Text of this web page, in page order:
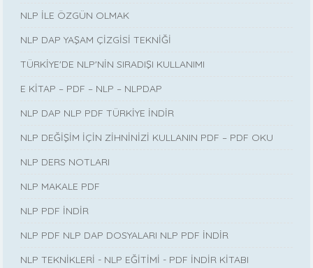
NLP İLE ÖZGÜN OLMAK
NLP DAP YAŞAM ÇİZGİSİ TEKNİĞİ
TÜRKİYE'DE NLP'NİN SIRADIŞI KULLANIMI
E KİTAP – PDF – NLP – NLPDAP
NLP DAP NLP PDF TÜRKİYE İNDİR
NLP DEĞİŞİM İÇİN ZİHNİNİZİ KULLANIN PDF – PDF OKU
NLP DERS NOTLARI
NLP MAKALE PDF
NLP PDF İNDİR
NLP PDF NLP DAP DOSYALARI NLP PDF İNDİR
NLP TEKNİKLERİ - NLP EĞİTİMİ - PDF İNDİR KİTABI